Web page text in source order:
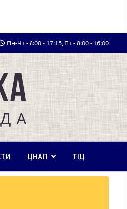
Пн-Чт - 8:00 - 17:15, Пт - 8:00 - 16:00
ЦНАП ТІЦ